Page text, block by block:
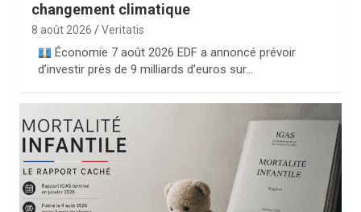
changement climatique
8 août 2026 Veritatis
Économie 7 août 2026 EDF a annoncé prévoir
d’investir près de 9 milliards d’euros sur…